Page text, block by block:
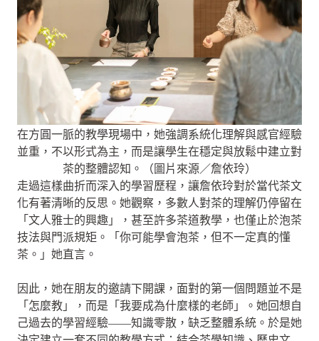
在方圓一脈的教學現場中，她強調系統化理解與感官經驗
並重，不以形式為主，而是讓學生在穩定與放鬆中建立對
茶的整體認知。（圖片來源／詹依玲）
走過這樣曲折而深入的學習歷程，讓詹依玲對於當代茶文
化有著清晰的反思。她觀察，多數人對茶的理解仍停留在
「文人雅士的興趣」，甚至許多茶道教學，也僅止於泡茶
技法與門派規矩。「你可能學會泡茶，但不一定真的懂
茶。」她直言。
因此，她在朋友的邀請下開課，面對的第一個問題並不是
「怎麼教」，而是「我要成為什麼樣的老師」。她回想自
己過去的學習經驗——知識零散，缺乏整體系統。於是她